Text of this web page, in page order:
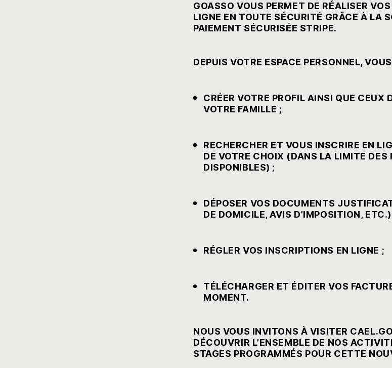
GOASSO VOUS PERMET DE RÉALISER
LIGNE EN TOUTE SÉCURITÉ GRÂCE À LA
PAIEMENT SÉCURISÉE STRIPE.
DEPUIS VOTRE ESPACE PERSONNEL,
CRÉER VOTRE PROFIL AINSI QUE CEUX
VOTRE FAMILLE ;
RECHERCHER ET VOUS INSCRIRE EN
DE VOTRE CHOIX (DANS LA LIMITE DES
DISPONIBLES) ;
DÉPOSER VOS DOCUMENTS
DE DOMICILE, AVIS D’IMPOSITION,
RÉGLER VOS INSCRIPTIONS EN LIGNE ;
TÉLÉCHARGER ET ÉDITER VOS
MOMENT.
NOUS VOUS INVITONS À VISITER
DÉCOUVRIR L’ENSEMBLE DE NOS
STAGES PROGRAMMÉS POUR CETTE